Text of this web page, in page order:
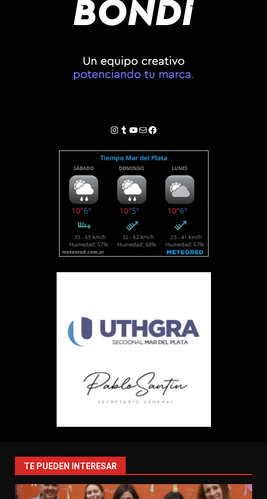
Instagram
Tumblr
YouTube
Correo electrónico
Facebook
TE PUEDEN INTERESAR